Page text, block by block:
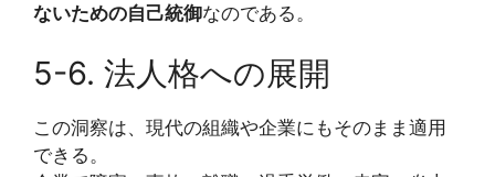
ないための自己統御なのである。
5-6. 法人格への展開
この洞察は、現代の組織や企業にもそのまま適用
できる。